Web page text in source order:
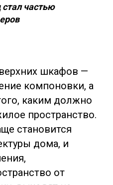
частью
шкафов —
компоновки, а
каким должно
пространство.
становится
дома, и
от